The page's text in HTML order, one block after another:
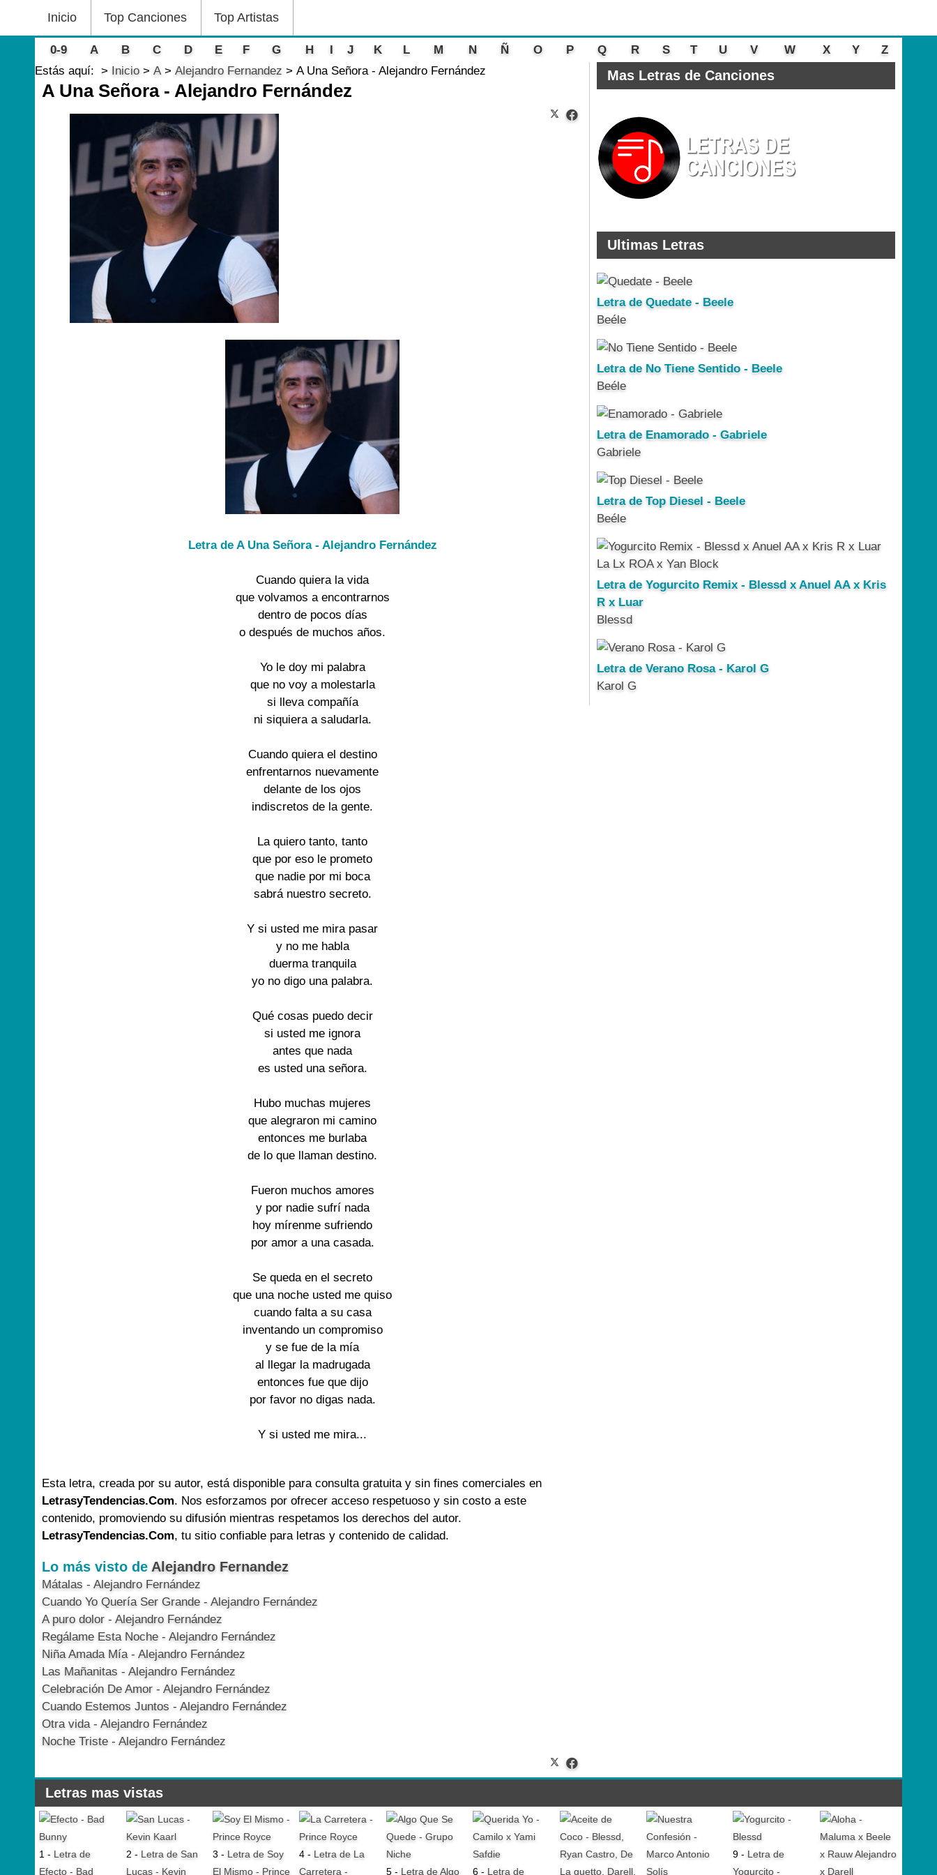
Inicio Top Canciones Top Artistas
0-9 A B C D E F G H I J K L M N Ñ O P Q R S T U V W X Y
Z
Estás aquí:
Inicio A Alejandro Fernandez A Una Señora - Alejandro Fernández
A Una Señora - Alejandro Fernández
Letra de A Una Señora - Alejandro Fernández
Cuando quiera la vida
que volvamos a encontrarnos
dentro de pocos días
o después de muchos años.
Yo le doy mi palabra
que no voy a molestarla
si lleva compañía
ni siquiera a saludarla.
Cuando quiera el destino
enfrentarnos nuevamente
delante de los ojos
indiscretos de la gente.
La quiero tanto, tanto
que por eso le prometo
que nadie por mi boca
sabrá nuestro secreto.
Y si usted me mira pasar
y no me habla
duerma tranquila
yo no digo una palabra.
Qué cosas puedo decir
si usted me ignora
antes que nada
es usted una señora.
Hubo muchas mujeres
que alegraron mi camino
entonces me burlaba
de lo que llaman destino.
Fueron muchos amores
y por nadie sufrí nada
hoy mírenme sufriendo
por amor a una casada.
Se queda en el secreto
que una noche usted me quiso
cuando falta a su casa
inventando un compromiso
y se fue de la mía
al llegar la madrugada
entonces fue que dijo
por favor no digas nada.
Y si usted me mira...
Esta letra, creada por su autor, está disponible para consulta gratuita y sin fines comerciales en
LetrasyTendencias.Com. Nos esforzamos por ofrecer acceso respetuoso y sin costo a este
contenido, promoviendo su difusión mientras respetamos los derechos del autor.
LetrasyTendencias.Com, tu sitio confiable para letras y contenido de calidad.
Lo más visto de Alejandro Fernandez
Mátalas - Alejandro Fernández
Cuando Yo Quería Ser Grande - Alejandro Fernández
A puro dolor - Alejandro Fernández
Regálame Esta Noche - Alejandro Fernández
Niña Amada Mía - Alejandro Fernández
Las Mañanitas - Alejandro Fernández
Celebración De Amor - Alejandro Fernández
Cuando Estemos Juntos - Alejandro Fernández
Otra vida - Alejandro Fernández
Noche Triste - Alejandro Fernández
Mas Letras de Canciones
Ultimas Letras
Letra de Quedate - Beele
Beéle
Letra de No Tiene Sentido - Beele
Beéle
Letra de Enamorado - Gabriele
Gabriele
Letra de Top Diesel - Beele
Beéle
Letra de Yogurcito Remix - Blessd x Anuel AA x Kris
R x Luar
Blessd
Letra de Verano Rosa - Karol G
Karol G
Letras mas vistas
1 - Letra de
Efecto - Bad
2 - Letra de San
Lucas - Kevin
3 - Letra de Soy
El Mismo - Prince
4 - Letra de La
Carretera -
5 - Letra de Algo 6 - Letra de
9 - Letra de
Yogurcito -